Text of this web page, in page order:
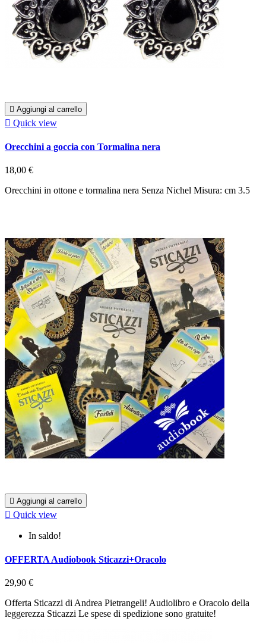
 Aggiungi al carrello
 Quick view
Orecchini a goccia con Tormalina nera
18,00 €
Orecchini in ottone e tormalina nera Senza Nichel Misura: cm 3.5
 Aggiungi al carrello
 Quick view
In saldo!
OFFERTA Audiobook Sticazzi+Oracolo
29,90 €
Offerta Sticazzi di Andrea Pietrangeli! Audiolibro e Oracolo della
leggerezza Sticazzi Le spese di spedizione sono gratuite!